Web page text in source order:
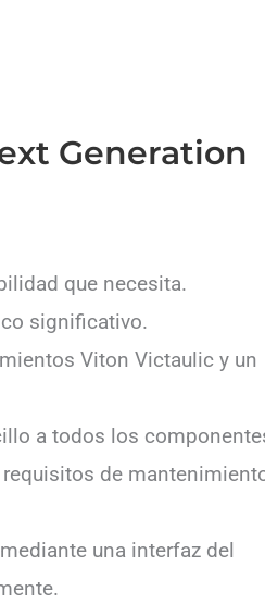
Generation
que necesita.
significativo.
Viton Victaulic y un
a todos los
de
una interfaz del